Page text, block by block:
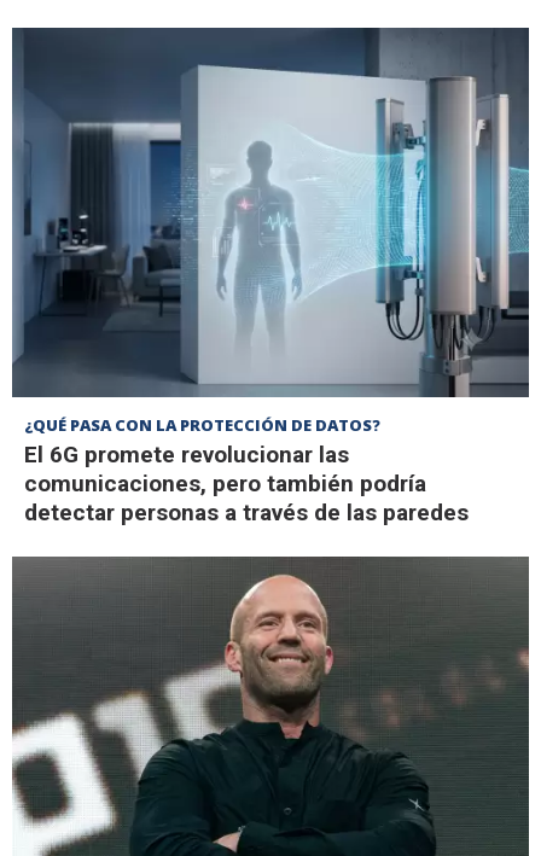
¿QUÉ PASA CON LA PROTECCIÓN DE DATOS?
El 6G promete revolucionar las
comunicaciones, pero también podría
detectar personas a través de las paredes